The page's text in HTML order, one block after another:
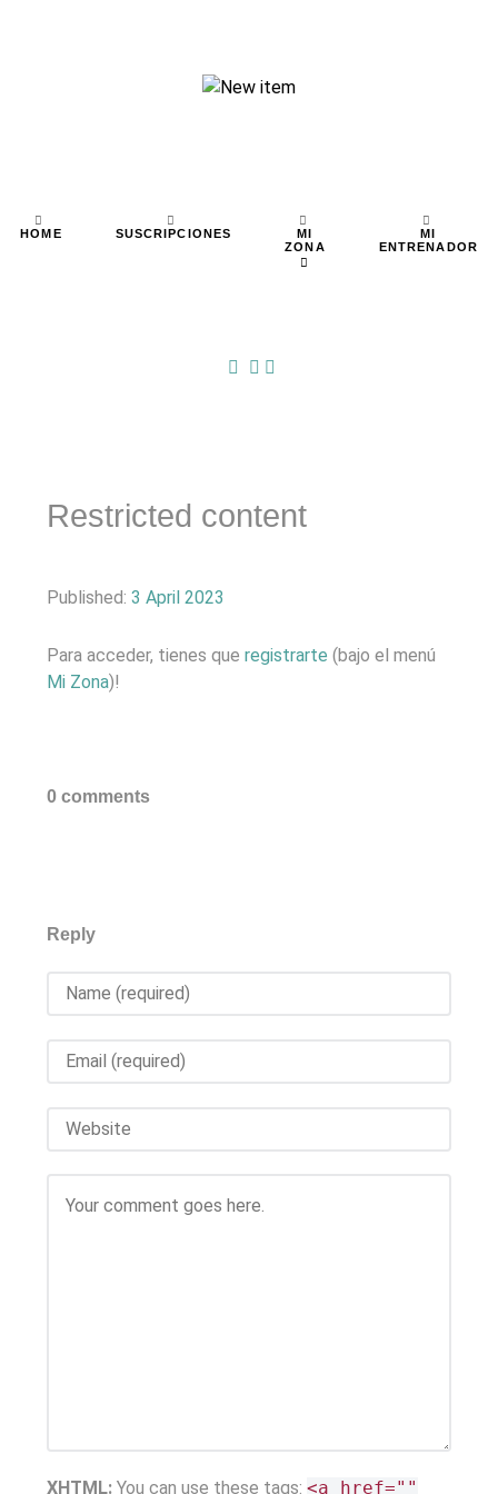
HOME SUSCRIPCIONES
MI
ZONA
MI
ENTRENADOR
Restricted content
Published: 3 April 2023
Para acceder, tienes que registrarte (bajo el menú
Mi Zona)!
0 comments
Reply
XHTML: You can use these tags: <a href=""